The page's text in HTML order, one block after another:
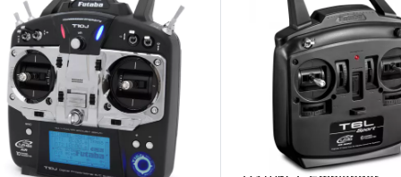
T10J Radio Mode-1 +
FUTT6LR3106GFM1
Futaba T6L Radio Mode-